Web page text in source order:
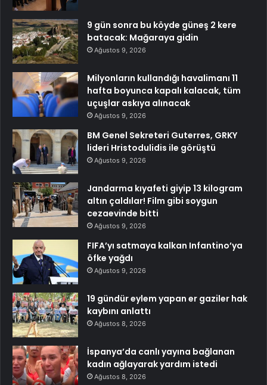
9 gün sonra bu köyde güneş 2 kere
batacak: Mağaraya gidin
Ağustos 9, 2026
Milyonların kullandığı havalimanı 11
hafta boyunca kapalı kalacak, tüm
uçuşlar askıya alınacak
Ağustos 9, 2026
BM Genel Sekreteri Guterres, GRKY
lideri Hristodulidis ile görüştü
Ağustos 9, 2026
Jandarma kıyafeti giyip 13 kilogram
altın çaldılar! Film gibi soygun
cezaevinde bitti
Ağustos 9, 2026
FIFA’yı satmaya kalkan Infantino’ya
öfke yağdı
Ağustos 9, 2026
19 gündür eylem yapan er gaziler hak
kaybını anlattı
Ağustos 8, 2026
İspanya’da canlı yayına bağlanan
kadın ağlayarak yardım istedi
Ağustos 8, 2026